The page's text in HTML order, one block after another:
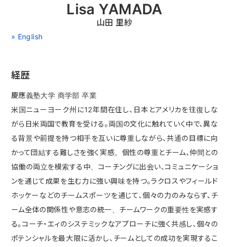
Lisa YAMADA
山田 里紗
» English
経歴
慶應義塾大学 商学部 卒業
米国ニューヨーク州に12年間在住し、日本とアメリカを往復しな
がら日米両国で教育を受ける。両国の文化に触れていく中で、異な
る背景や前提を持つ相手を互いに尊重しながら、共通の目標に向
かって団結する難しさを強く実感。個性の尊重とチーム、仲間との
協働の両立を模索する中、コーチングに出会い、コミュニケーショ
ンを通じて成果を生む力に強い興味を持つ。ラクロスやフィールド
ホッケーなどのチームスポーツを通じて、個々の力のみならず、チ
ーム全体の関係性や意志の統一、チームワークの重要性を実感す
る。コーチ・エィのシステミックなアプローチに強く共感し、個々の
ポテンシャルを最大限に活かし、チームとしての成功を実現するこ